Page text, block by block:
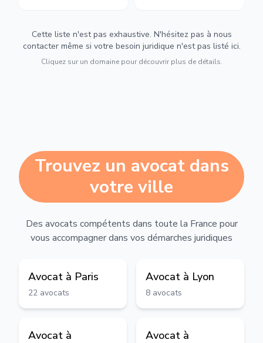
Cette liste n'est pas exhaustive. N'hésitez pas à nous
contacter même si votre besoin juridique n'est pas listé ici.
Cliquez sur un domaine pour découvrir plus de détails.
Trouvez un avocat dans
votre ville
Des avocats compétents dans toute la France pour
vous accompagner dans vos démarches juridiques
Avocat à Paris
22 avocats
Avocat à Lyon
8 avocats
Avocat à
Avocat à